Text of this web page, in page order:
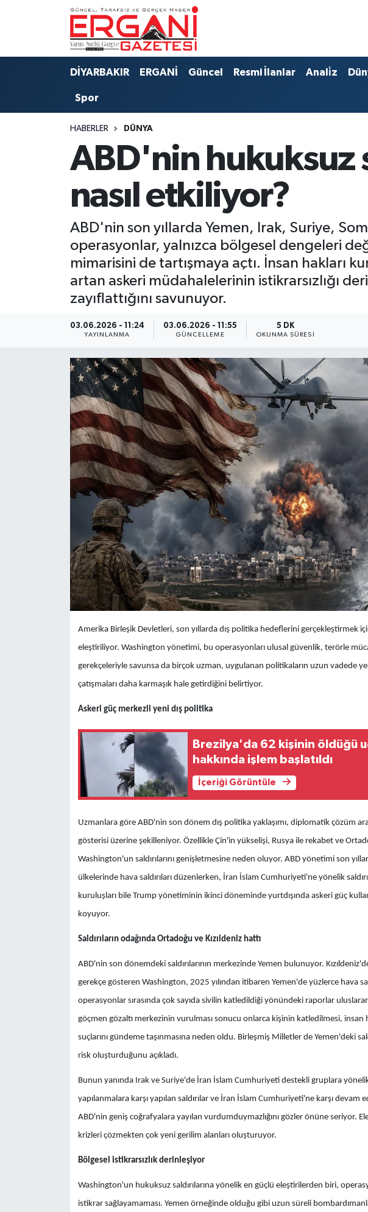
DİYARBAKIR ERGANİ Güncel Resmi İlanlar Anali̇z
Spor
HABERLER DÜNYA
ABD'nin hukuksuz
nasıl etkiliyor?
ABD'nin son yıllarda Yemen, Irak, Suriye,
operasyonlar, yalnızca bölgesel dengeleri
mimarisini de tartışmaya açtı. İnsan hakları
artan askeri müdahalelerinin istikrarsızlığı
zayıflattığını savunuyor.
03.06.2026 - 11:24
YAYINLANMA
03.06.2026 - 11:55
GÜNCELLEME
5 DK
OKUNMA SÜRESI
Amerika Birleşik Devletleri, son yıllarda dış politika hedeflerini gerçekleştirmek
eleştiriliyor. Washington yönetimi, bu operasyonları ulusal güvenlik, terörle
gerekçeleriyle savunsa da birçok uzman, uygulanan politikaların uzun vadede
çatışmaları daha karmaşık hale getirdiğini belirtiyor.
Askeri güç merkezli yeni dış politika
Brezilya'da 62 kişinin öldüğü
hakkında işlem başlatıldı
İçeriği Görüntüle
Uzmanlara göre ABD'nin son dönem dış politika yaklaşımı, diplomatik çözüm
gösterisi üzerine şekilleniyor. Özellikle Çin'in yükselişi, Rusya ile rekabet ve
Washington'un saldırılarını genişletmesine neden oluyor. ABD yönetimi son
ülkelerinde hava saldırıları düzenlerken, İran İslam Cumhuriyeti'ne yönelik
kuruluşları bile Trump yönetiminin ikinci döneminde yurtdışında askeri güç
koyuyor.
Saldırıların odağında Ortadoğu ve Kızıldeniz hattı
ABD'nin son dönemdeki saldırılarının merkezinde Yemen bulunuyor.
gerekçe gösteren Washington, 2025 yılından itibaren Yemen'de yüzlerce hava
operasyonlar sırasında çok sayıda sivilin katledildiği yönündeki raporlar
göçmen gözaltı merkezinin vurulması sonucu onlarca kişinin katledilmesi, insan
suçlarını gündeme taşınmasına neden oldu. Birleşmiş Milletler de Yemen'deki
risk oluşturduğunu açıkladı.
Bunun yanında Irak ve Suriye'de İran İslam Cumhuriyeti destekli gruplara
yapılanmalara karşı yapılan saldırılar ve İran İslam Cumhuriyeti'ne karşı devam
ABD'nin geniş coğrafyalara yayılan vurdumduymazlığını gözler önüne seriyor.
krizleri çözmekten çok yeni gerilim alanları oluşturuyor.
Bölgesel istikrarsızlık derinleşiyor
Washington'un hukuksuz saldırılarına yönelik en güçlü eleştirilerden biri,
istikrar sağlayamaması. Yemen örneğinde olduğu gibi uzun süreli
DİYARBAKIR
BAĞLAR
ERGANİ
Resmi İlanlar
Si̇yaset
Bi̇li̇m & Teknoloji̇
Ergani Nöbetçi Eczaneler
Ergani Hava Durumu
Tüm Manşetler
Son Dakika Haberleri
Haber Arşivi